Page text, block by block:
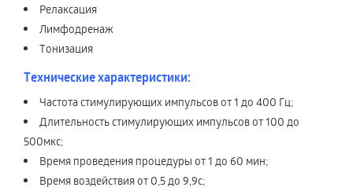
Релаксация
Лимфодренаж
Тонизация
Технические характеристики:
Частота стимулирующих импульсов от 1 до 400 Гц;
Длительность стимулирующих импульсов от 100 до
500мкс;
Время проведения процедуры от 1 до 60 мин;
Время воздействия от 0,5 до 9,9с;